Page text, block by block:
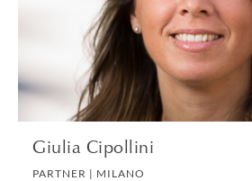
Giulia Cipollini
PARTNER | MILANO
PRIVATE
VEDI